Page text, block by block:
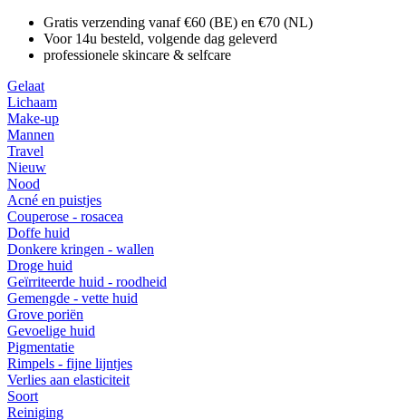
Gratis verzending vanaf €60 (BE) en €70 (NL)
Voor 14u besteld, volgende dag geleverd
professionele skincare & selfcare
Gelaat
Lichaam
Make-up
Mannen
Travel
Nieuw
Nood
Acné en puistjes
Couperose - rosacea
Doffe huid
Donkere kringen - wallen
Droge huid
Geïrriteerde huid - roodheid
Gemengde - vette huid
Grove poriën
Gevoelige huid
Pigmentatie
Rimpels - fijne lijntjes
Verlies aan elasticiteit
Soort
Reiniging